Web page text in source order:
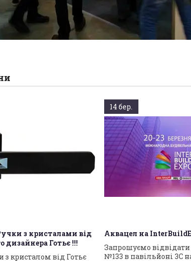
з кристалами від
дизайнера Готьє !!!
з кристалом від Готьє
14 бер.
Аквацел на
Запрошуємо
№133 в павільйоні 3С